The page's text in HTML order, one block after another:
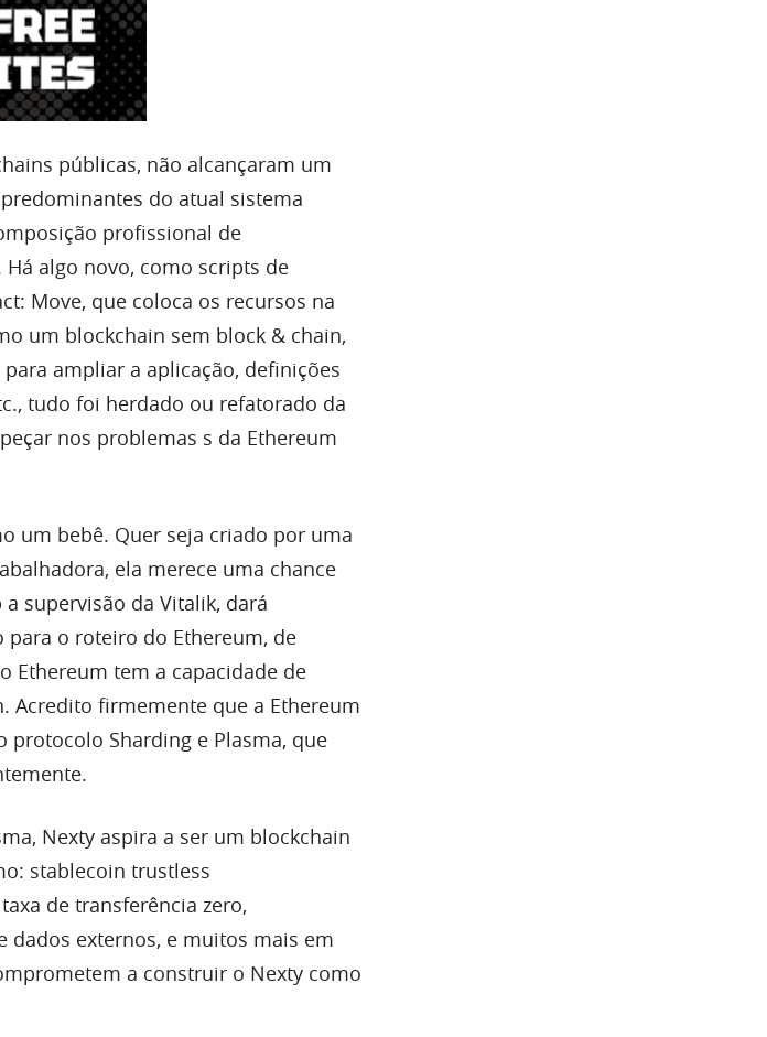
públicas, não alcançaram um
do atual sistema
profissional de
algo novo, como scripts de
Move, que coloca os recursos na
um blockchain sem block & chain,
ampliar a aplicação, definições
tudo foi herdado ou refatorado da
nos problemas s da Ethereum
um bebê. Quer seja criado por uma
ela merece uma chance
supervisão da Vitalik, dará
o roteiro do Ethereum, de
Ethereum tem a capacidade de
Acredito firmemente que a Ethereum
protocolo Sharding e Plasma, que
Nexty aspira a ser um blockchain
stablecoin trustless
de transferência zero,
externos, e muitos mais em
a construir o Nexty como